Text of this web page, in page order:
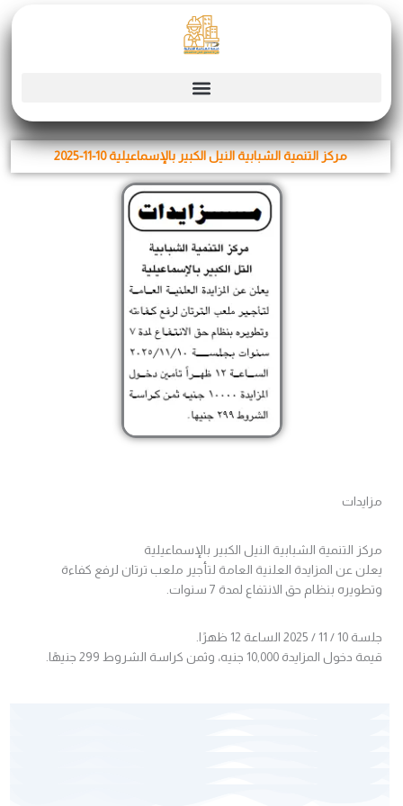
مركز التنمية الشبابية النيل الكبير بالإسماعيلية 10-11-2025
مزايدات
مركز التنمية الشبابية النيل الكبير بالإسماعيلية
يعلن عن المزايدة العلنية العامة لتأجير ملعب ترتان لرفع كفاءة
وتطويره بنظام حق الانتفاع لمدة 7 سنوات.
جلسة 10 / 11 / 2025 الساعة 12 ظهرًا.
قيمة دخول المزايدة 10,000 جنيه، وثمن كراسة الشروط 299 جنيهًا.